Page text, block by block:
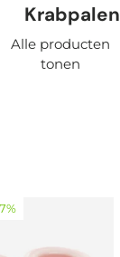
Krabpalen
Alle producten
tonen